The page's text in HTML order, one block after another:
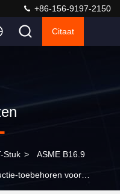
+86-156-9197-2150
Citaat
Stuk > ASME B16.9
toebehoren voor